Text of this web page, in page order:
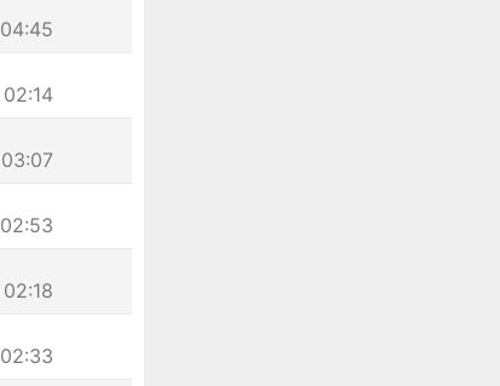
04:45
02:14
03:07
02:53
02:18
02:33